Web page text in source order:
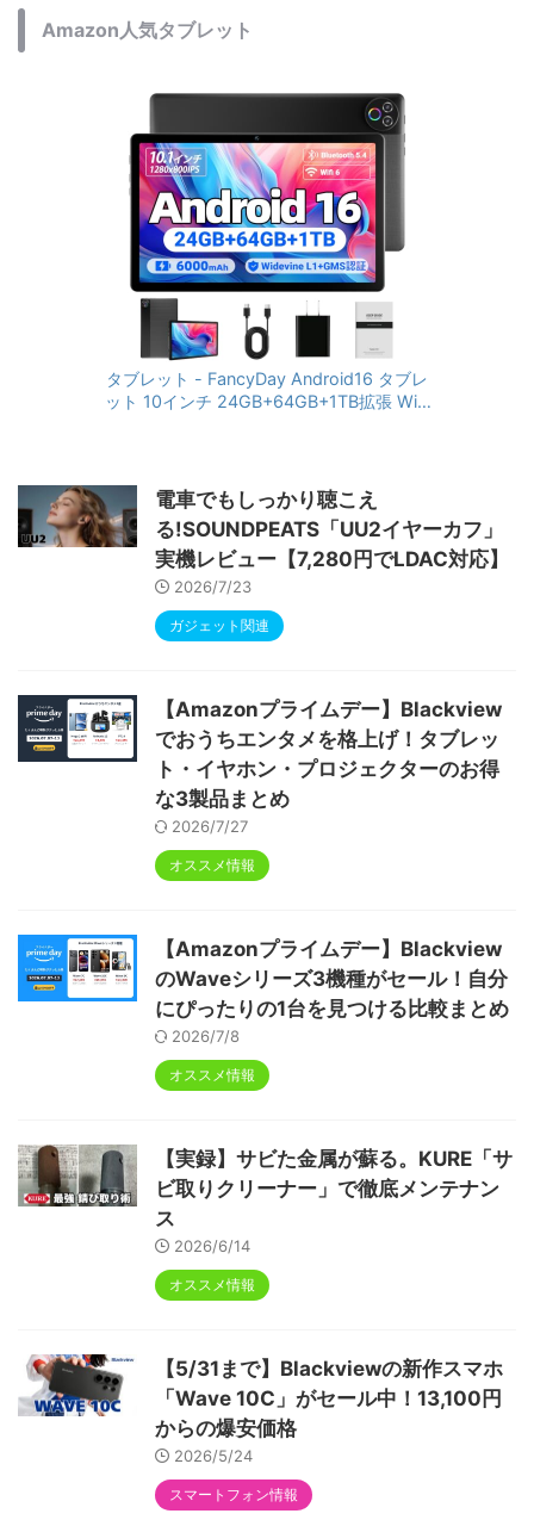
Amazon人気タブレット
タブレット - FancyDay Android16 タブレ
ット 10インチ 24GB+64GB+1TB拡張 WiFi
RGBライト 児童守護 IPS画面 日本語説明書
電車でもしっかり聴こえ
る!SOUNDPEATS「UU2イヤーカフ」
実機レビュー【7,280円でLDAC対応】
2026/7/23
ガジェット関連
【Amazonプライムデー】Blackview
でおうちエンタメを格上げ！タブレッ
ト・イヤホン・プロジェクターのお得
な3製品まとめ
2026/7/27
オススメ情報
【Amazonプライムデー】Blackview
のWaveシリーズ3機種がセール！自分
にぴったりの1台を見つける比較まとめ
2026/7/8
オススメ情報
【実録】サビた金属が蘇る。KURE「サ
ビ取りクリーナー」で徹底メンテナン
ス
2026/6/14
オススメ情報
【5/31まで】Blackviewの新作スマホ
「Wave 10C」がセール中！13,100円
からの爆安価格
2026/5/24
スマートフォン情報